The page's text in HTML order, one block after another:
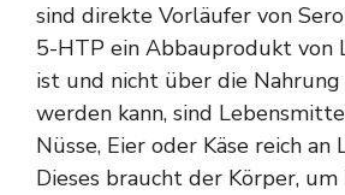
sind direkte Vorläufer von
5-HTP ein Abbauprodukt von
ist und nicht über die
werden kann, sind
Nüsse, Eier oder Käse reich an
Dieses braucht der Körper,